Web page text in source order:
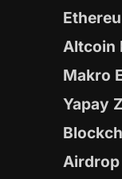
Altcoin
Makro
Yapay
Airdrop